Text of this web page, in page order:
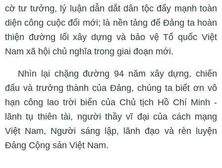
cờ tư tưởng, lý luận dẫn dắt dân tộc đẩy mạnh toàn
diện công cuộc đổi mới; là nền tảng để Đảng ta hoàn
thiện đường lối xây dựng và bảo vệ Tổ quốc Việt
Nam xã hội chủ nghĩa trong giai đoạn mới.
Nhìn lại chặng đường 94 năm xây dựng, chiến
đấu và trưởng thành của Đảng, chúng ta biết ơn vô
hạn công lao trời biển của Chủ tịch Hồ Chí Minh -
lãnh tụ thiên tài, người thầy vĩ đại của cách mạng
Việt Nam, Người sáng lập, lãnh đạo và rèn luyện
Đảng Cộng sản Việt Nam.